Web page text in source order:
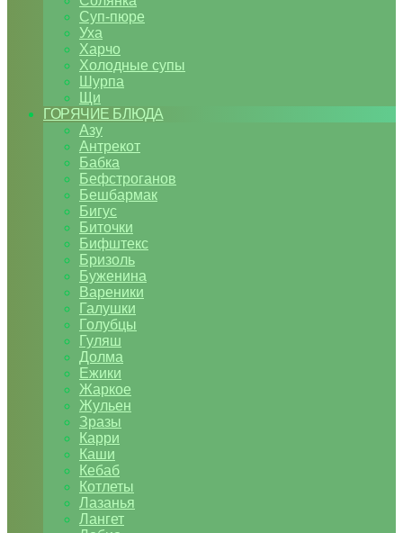
Суп-пюре
Уха
Харчо
Холодные супы
Шурпа
Щи
ГОРЯЧИЕ БЛЮДА
Азу
Антрекот
Бабка
Бефстроганов
Бешбармак
Бигус
Биточки
Бифштекс
Бризоль
Буженина
Вареники
Галушки
Голубцы
Гуляш
Долма
Ежики
Жаркое
Жульен
Зразы
Карри
Каши
Кебаб
Котлеты
Лазанья
Лангет